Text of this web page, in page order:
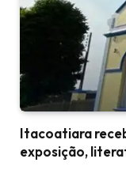
Itacoatiara
exposição,